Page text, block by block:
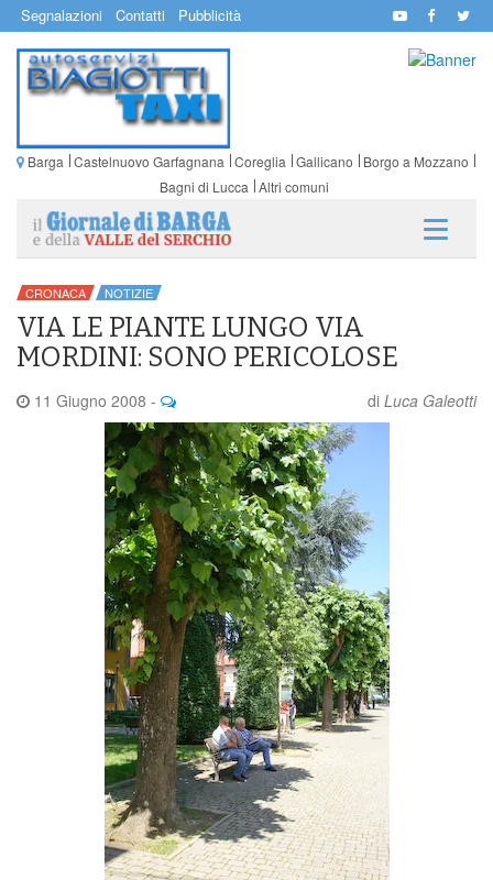
Segnalazioni Contatti Pubblicità
Barga Castelnuovo Garfagnana Coreglia Gallicano
Borgo a Mozzano
Bagni di Lucca Altri comuni
CRONACA NOTIZIE
VIA LE PIANTE LUNGO VIA
MORDINI: SONO PERICOLOSE
11 Giugno 2008 - di Luca Galeotti